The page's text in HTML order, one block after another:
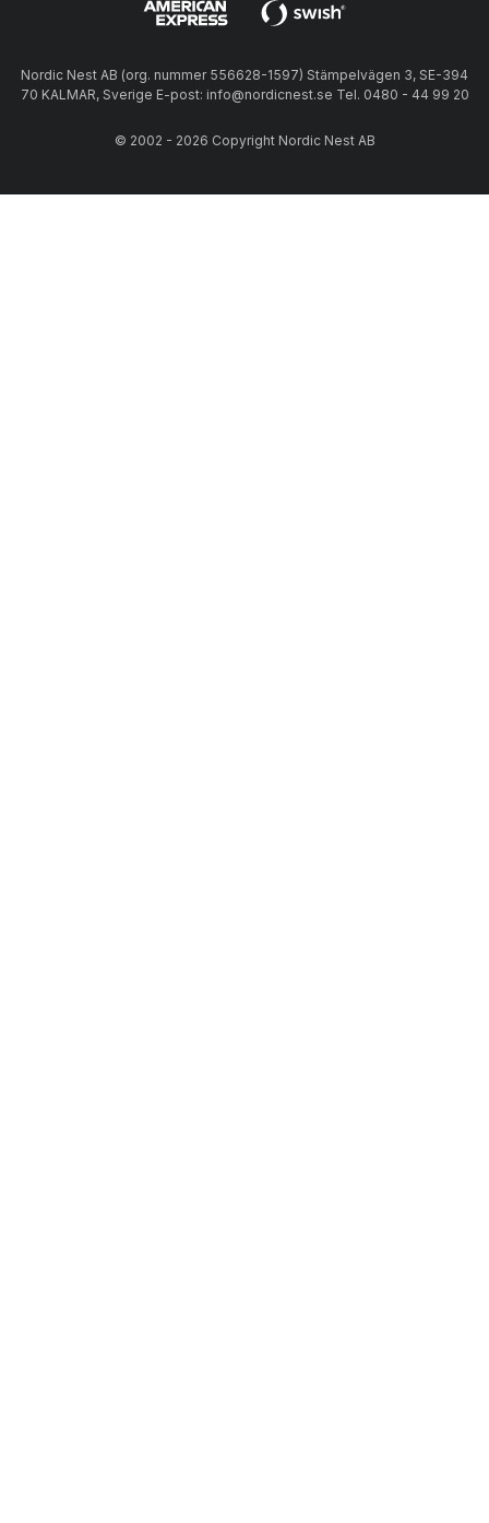
Nordic Nest AB (org. nummer 556628-1597) Stämpelvägen 3, SE-394
70 KALMAR, Sverige E-post: info@nordicnest.se Tel. 0480 - 44 99 20
© 2002 - 2026 Copyright Nordic Nest AB